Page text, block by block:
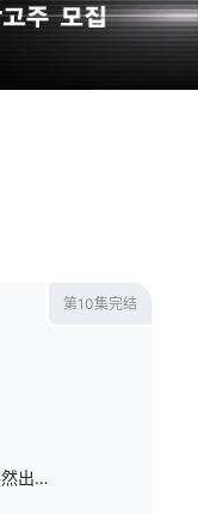
第10集完结
案例始于一个破旧的公共住宅区，那里突然出现了一名暴露狂，数月来，这个恶棍一直以夜间独自行走的女性为目标。尽管警方持续展开调查，但案件进展停滞，受害人数不断增加，于是四位女性决定采取行动。 于是，“家庭